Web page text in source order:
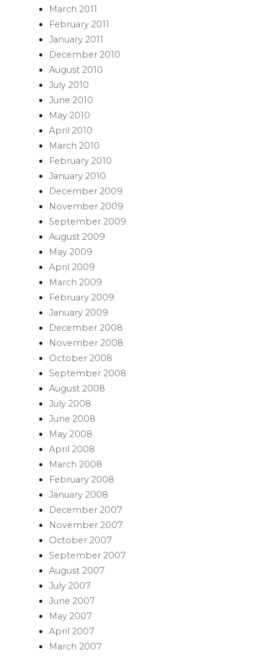
March 2011
February 2011
January 2011
December 2010
August 2010
July 2010
June 2010
May 2010
April 2010
March 2010
February 2010
January 2010
December 2009
November 2009
September 2009
August 2009
May 2009
April 2009
March 2009
February 2009
January 2009
December 2008
November 2008
October 2008
September 2008
August 2008
July 2008
June 2008
May 2008
April 2008
March 2008
February 2008
January 2008
December 2007
November 2007
October 2007
September 2007
August 2007
July 2007
June 2007
May 2007
April 2007
March 2007